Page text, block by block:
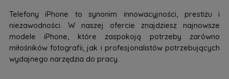
Telefony iPhone to synonim innowacyjności, prestiżu i
niezawodności. W naszej ofercie znajdziesz najnowsze
modele iPhone, które zaspokoją potrzeby zarówno
miłośników fotografii, jak i profesjonalistów potrzebujących
wydajnego narzędzia do pracy.